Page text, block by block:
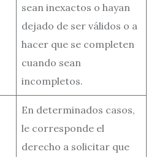
sean inexactos o hayan
dejado de ser válidos o a
hacer que se completen
cuando sean
incompletos.
En determinados casos,
le corresponde el
derecho a solicitar que